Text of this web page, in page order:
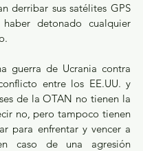
derribar sus satélites GPS
detonado cualquier
guerra de Ucrania contra
entre los EE.UU. y
de la OTAN no tienen la
no, pero tampoco tienen
para enfrentar y vencer a
caso de una agresión